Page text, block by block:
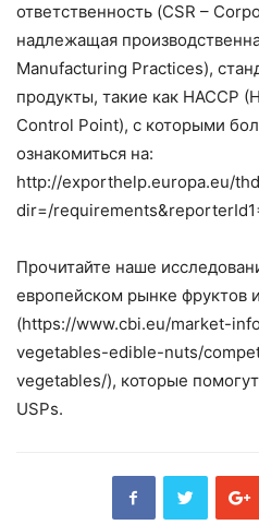
ответственность (CSR –
надлежащая
Manufacturing Practices),
продукты, такие как HACCP
Control Point), с которыми
ознакомиться на:
http://exporthelp.europa.eu/
dir=/
Прочитайте наше
европейском рынке фруктов
(https://www.cbi.eu/market-
vegetables-edible-nuts/
vegetables/), которые
USPs.